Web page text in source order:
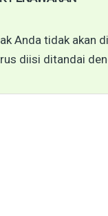
Anda tidak akan
diisi ditandai